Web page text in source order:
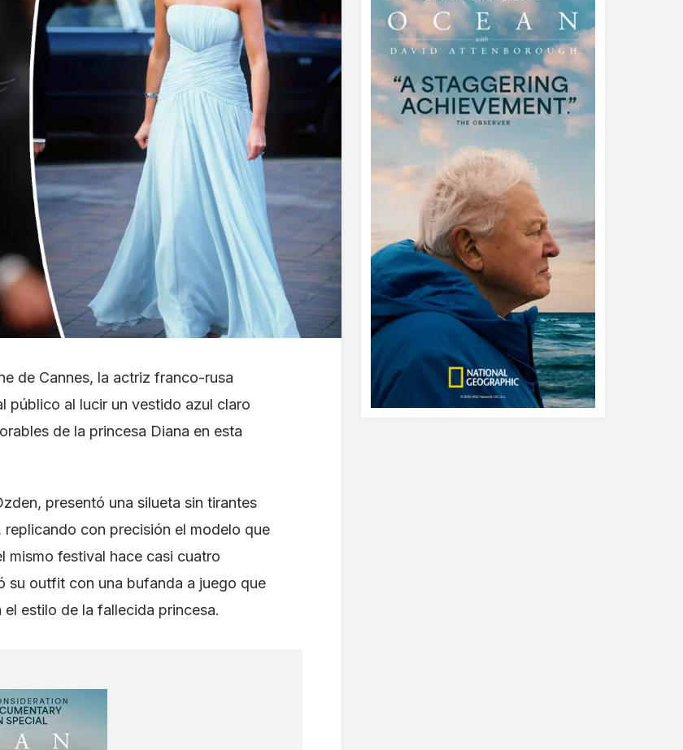
de Cannes, la actriz franco-rusa
público al lucir un vestido azul claro
de la princesa Diana en esta
presentó una silueta sin tirantes
con precisión el modelo que
mismo festival hace casi cuatro
su outfit con una bufanda a juego que
estilo de la fallecida princesa.